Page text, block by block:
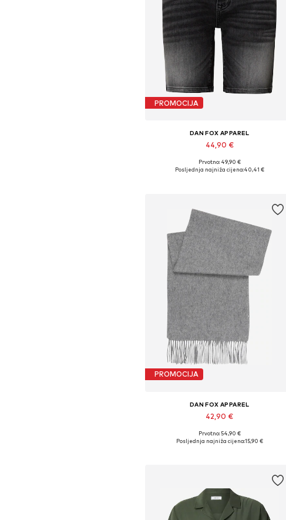
PROMOCIJA
DAN FOX APPAREL
44,90 €
Dostupno u više veličina
Prvotno: 49,90 €
Posljednja najniža cijena:40,41 €
PROMOCIJA
DAN FOX APPAREL
42,90 €
Dostupne veličine: One Size
Prvotno: 54,90 €
Posljednja najniža cijena:15,90 €